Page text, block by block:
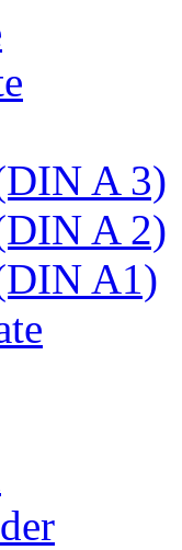
A 3)
A 2)
A1)